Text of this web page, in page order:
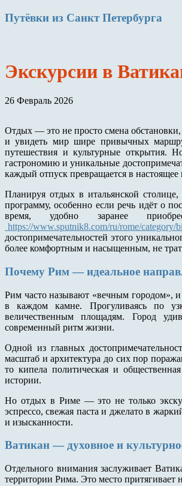
Путёвки из Санкт Петербурга
Экскурсии в
26 Февраль 2026
Отдых — это не просто смена обстановки,
и увидеть мир шире привычных
путешествия и культурные открытия.
гастрономию и уникальные
каждый отпуск превращается в настоящее
Планируя отдых в итальянской столице,
программу, особенно если речь идёт о
время, удобно заранее
https://www.sputnik8.com/ru/rome/category/
достопримечательностей этого
более комфортным и насыщенным, не
Почему Рим — идеальное
Рим часто называют «вечным городом», и
в каждом камне. Прогуливаясь по
величественным площадям. Город
современный ритм жизни.
Одной из главных
масштаб и архитектура до сих пор
то кипела политическая и
истории.
Но отдых в Риме — это не только
эспрессо, свежая паста и джелато в
и изысканности.
Ватикан — духовное и
Отдельного внимания заслуживает
территории Рима. Это место притягивает